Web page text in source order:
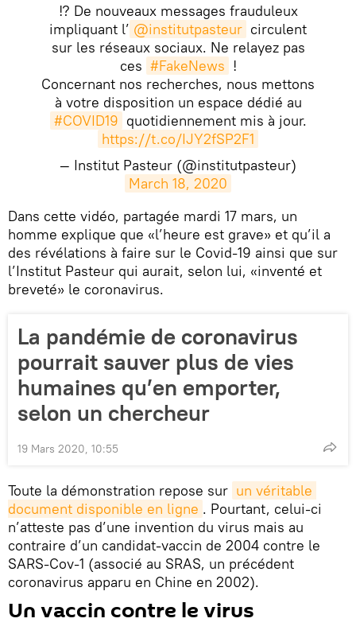
⁉ De nouveaux messages frauduleux
impliquant l’ @institutpasteur circulent
sur les réseaux sociaux. Ne relayez pas
ces #FakeNews !
Concernant nos recherches, nous mettons
à votre disposition un espace dédié au
#COVID19 quotidiennement mis à jour.
https://t.co/IJY2fSP2F1
— Institut Pasteur (@institutpasteur)
March 18, 2020
Dans cette vidéo, partagée mardi 17 mars, un
homme explique que «l’heure est grave» et qu’il a
des révélations à faire sur le Covid-19 ainsi que sur
l’Institut Pasteur qui aurait, selon lui, «inventé et
breveté» le coronavirus.
La pandémie de coronavirus
pourrait sauver plus de vies
humaines qu’en emporter,
selon un chercheur
19 Mars 2020, 10:55
Toute la démonstration repose sur un véritable
document disponible en ligne . Pourtant, celui-ci
n’atteste pas d’une invention du virus mais au
contraire d’un candidat-vaccin de 2004 contre le
SARS-Cov-1 (associé au SRAS, un précédent
coronavirus apparu en Chine en 2002).
Un vaccin contre le virus